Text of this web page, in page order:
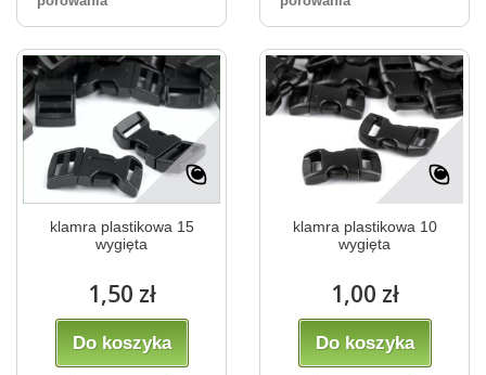
klamra plastikowa 15
wygięta
1,50 zł
Do koszyka
klamra plastikowa 10
wygięta
1,00 zł
Do koszyka